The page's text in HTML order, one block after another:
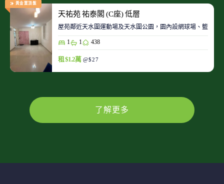
黃金置頂盤
天祐苑 祐泰閣 (C座) 低層
屋苑鄰近天水圍運動場及天水圍公園，園內設網球場、籃球
1 1 438
租 $1.2萬 @$27
了解更多